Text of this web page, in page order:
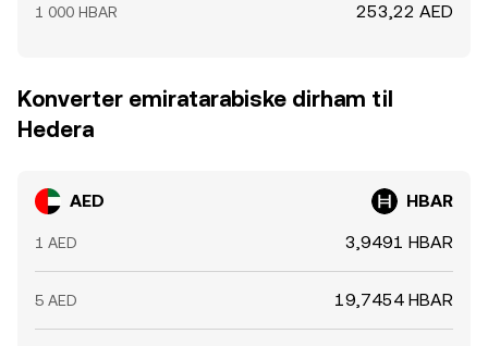
1 000 HBAR 253,22 AED
Konverter emiratarabiske dirham til
Hedera
AED HBAR
1 AED 3,9491 HBAR
5 AED 19,7454 HBAR